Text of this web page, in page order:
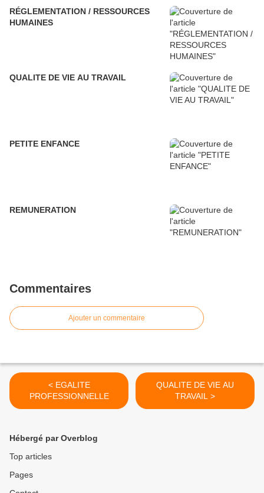
RÉGLEMENTATION / RESSOURCES
HUMAINES
QUALITE DE VIE AU TRAVAIL
PETITE ENFANCE
REMUNERATION
Commentaires
Ajouter un commentaire
< EGALITE
PROFESSIONNELLE
QUALITE DE VIE AU
TRAVAIL >
Hébergé par Overblog
Top articles
Pages